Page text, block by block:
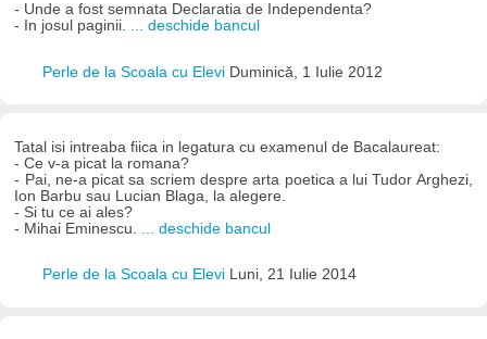
- Unde a fost semnata Declaratia de Independenta?
- In josul paginii. ... deschide bancul
Perle de la Scoala cu Elevi Duminică, 1 Iulie 2012
Tatal isi intreaba fiica in legatura cu examenul de Bacalaureat:
- Ce v-a picat la romana?
- Pai, ne-a picat sa scriem despre arta poetica a lui Tudor Arghezi,
Ion Barbu sau Lucian Blaga, la alegere.
- Si tu ce ai ales?
- Mihai Eminescu. ... deschide bancul
Perle de la Scoala cu Elevi Luni, 21 Iulie 2014